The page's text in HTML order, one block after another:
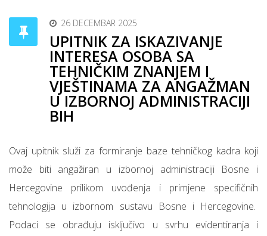
26 DECEMBAR 2025
UPITNIK ZA ISKAZIVANJE
INTERESA OSOBA SA
TEHNIČKIM ZNANJEM I
VJEŠTINAMA ZA ANGAŽMAN
U IZBORNOJ ADMINISTRACIJI
BIH
Ovaj upitnik služi za formiranje baze tehničkog kadra koji
može biti angažiran u izbornoj administraciji Bosne i
Hercegovine prilikom uvođenja i primjene specifičnih
tehnologija u izbornom sustavu Bosne i Hercegovine.
Podaci se obrađuju isključivo u svrhu evidentiranja i